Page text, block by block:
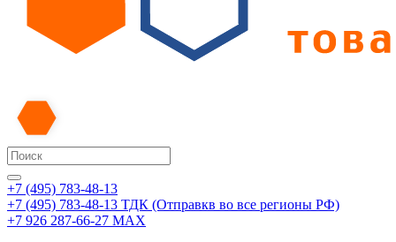
+7 (495) 783-48-13
+7 (495) 783-48-13 ТДК (Отправкв во все регионы РФ)
+7 926 287-66-27 МАХ